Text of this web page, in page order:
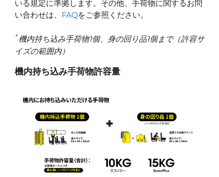
いる規定に準拠します。 その他、手荷物に関するお問
い合わせは、 FAQをご参照ください。
*機内持ち込み手荷物1個、身の回り品1個まで（許容サ
イズの範囲内）
機内持ち込み手荷物許容量